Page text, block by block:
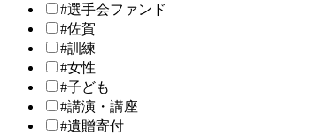
#選手会ファンド
#佐賀
#訓練
#女性
#子ども
#講演・講座
#遺贈寄付